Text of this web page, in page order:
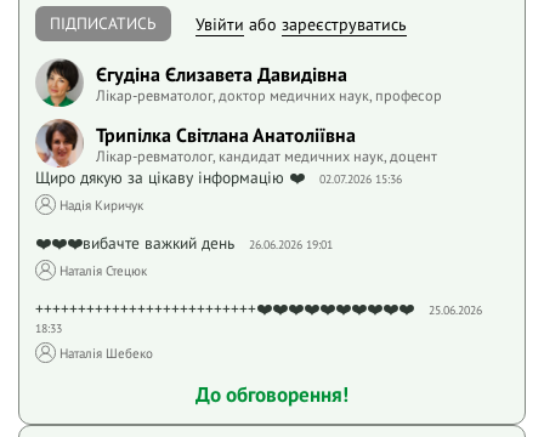
ПІДПИСАТИСЬ Увійти або зареєструватись
Єгудіна Єлизавета Давидівна
Лікар-ревматолог, доктор медичних наук, професор
Трипілка Світлана Анатоліївна
Лікар-ревматолог, кандидат медичних наук, доцент
Щиро дякую за цікаву інформацію ❤️ 02.07.2026 15:36
Надія Киричук
❤️❤️❤️вибачте важкий день 26.06.2026 19:01
Наталія Стецюк
++++++++++++++++++++++++++❤️❤️❤️❤️❤️❤️❤️❤️❤️❤️
25.06.2026
18:33
Наталія Шебеко
До обговорення!